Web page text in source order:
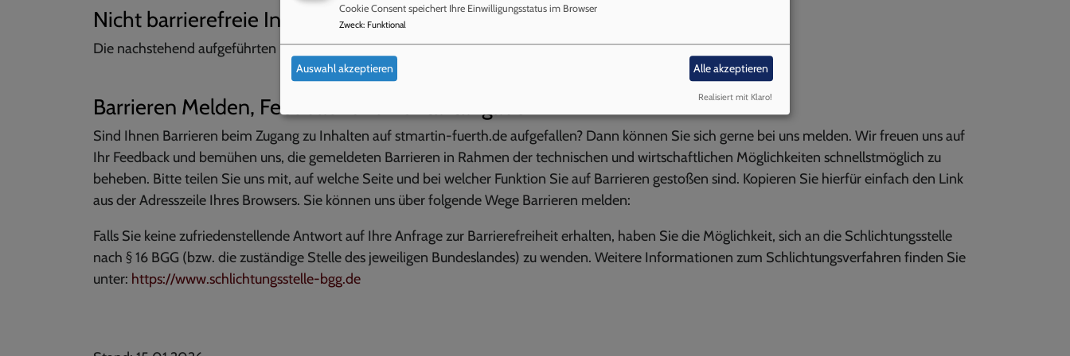
Nicht barrierefreie Inhalte
Die nachstehend aufgeführten Inhalte sind aus den folgenden Gründen nicht barrierefrei:
Barrieren Melden, Feedback und Kontaktangaben
Sind Ihnen Barrieren beim Zugang zu Inhalten auf stmartin-fuerth.de aufgefallen? Dann können Sie sich gerne bei uns melden. Wir freuen uns auf
Ihr Feedback und bemühen uns, die gemeldeten Barrieren in Rahmen der technischen und wirtschaftlichen Möglichkeiten schnellstmöglich zu
beheben. Bitte teilen Sie uns mit, auf welche Seite und bei welcher Funktion Sie auf Barrieren gestoßen sind. Kopieren Sie hierfür einfach den Link
aus der Adresszeile Ihres Browsers. Sie können uns über folgende Wege Barrieren melden:
Falls Sie keine zufriedenstellende Antwort auf Ihre Anfrage zur Barrierefreiheit erhalten, haben Sie die Möglichkeit, sich an die Schlichtungsstelle
nach § 16 BGG (bzw. die zuständige Stelle des jeweiligen Bundeslandes) zu wenden. Weitere Informationen zum Schlichtungsverfahren finden Sie
unter: https://www.schlichtungsstelle-bgg.de
Cookie Consent speichert Ihre Einwilligungsstatus im Browser
Zweck: Funktional
Auswahl akzeptieren Alle akzeptieren
Realisiert mit Klaro!